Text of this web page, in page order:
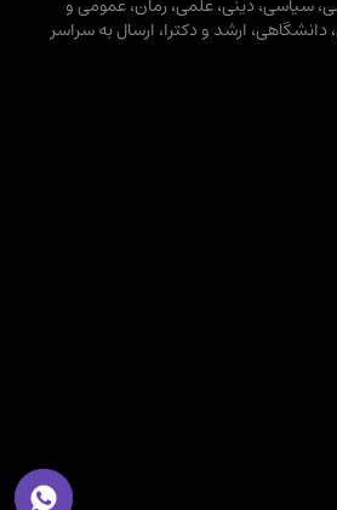
سیاسی، دینی، علمی، رمان، عمومی و
دانشگاهی، ارشد و دکترا، ارسال به سراسر